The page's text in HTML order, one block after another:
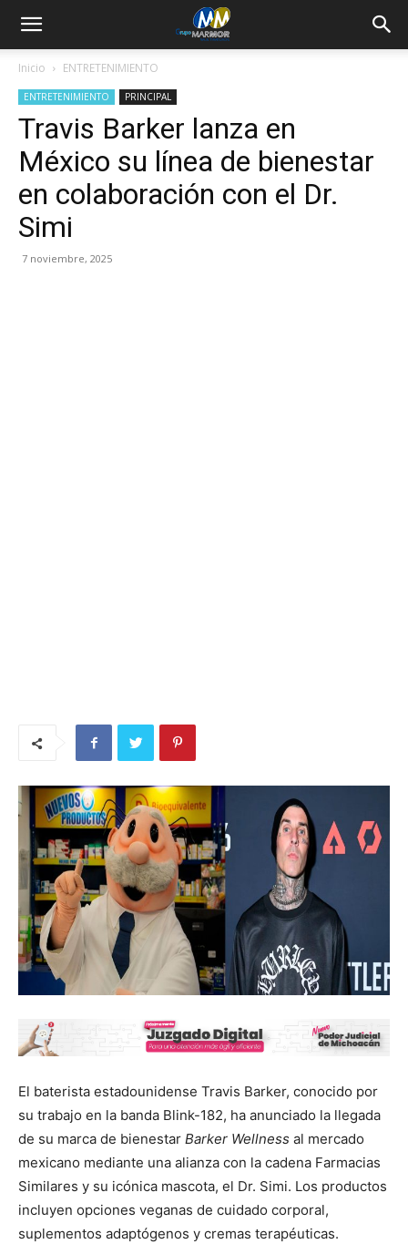
Inicio ENTRETENIMIENTO
ENTRETENIMIENTO PRINCIPAL
Travis Barker lanza en
México su línea de bienestar
en colaboración con el Dr.
Simi
7 noviembre, 2025
El baterista estadounidense Travis Barker, conocido por
su trabajo en la banda Blink-182, ha anunciado la llegada
de su marca de bienestar Barker Wellness al mercado
mexicano mediante una alianza con la cadena Farmacias
Similares y su icónica mascota, el Dr. Simi. Los productos
incluyen opciones veganas de cuidado corporal,
suplementos adaptógenos y cremas terapéuticas.